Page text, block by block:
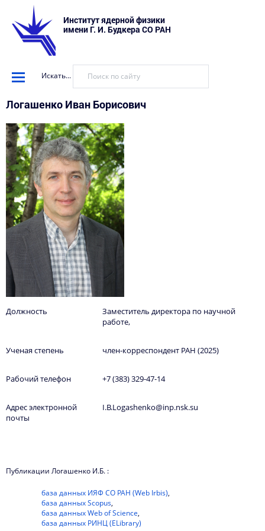
Институт ядерной физики
имени Г. И. Будкера СО РАН
Искать...
Логашенко Иван Борисович
Должность
Заместитель директора по научной
работе,
Ученая степень член-корреспондент РАН (2025)
Рабочий телефон +7 (383) 329-47-14
Адрес электронной
почты
I.B.Logashenko@inp.nsk.su
Публикации Логашенко И.Б. :
база данных ИЯФ СО РАН (Web Irbis),
база данных Scopus,
база данных Web of Science,
база данных РИНЦ (ELibrary)